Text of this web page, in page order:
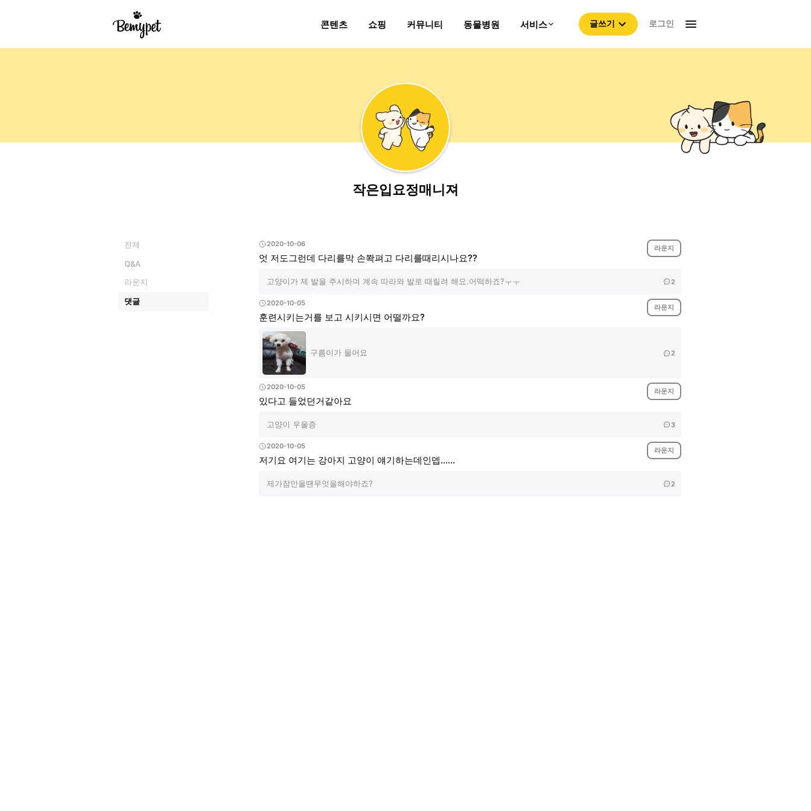
콘텐츠 쇼핑 커뮤니티 동물병원 서비스 글쓰기 로그인
작은입요정매니져
전체
Q&A
라운지
댓글
2020-10-06 라운지
엇 저도그런데 다리를막 손쫙펴고 다리를때리시나요??
고양이가 제 발을 주시하며 계속 따라와 발로 때릴려 해요.어떡하죠?ㅜㅜ 2
2020-10-05 라운지
훈련시키는거를 보고 시키시면 어떨까요?
구름이가 물어요 2
2020-10-05 라운지
있다고 들었던거같아요
고양이 우울증 3
2020-10-05 라운지
저기요 여기는 강아지 고양이 얘기하는데인뎁......
제가잠안올땐무엇을해야하죠? 2